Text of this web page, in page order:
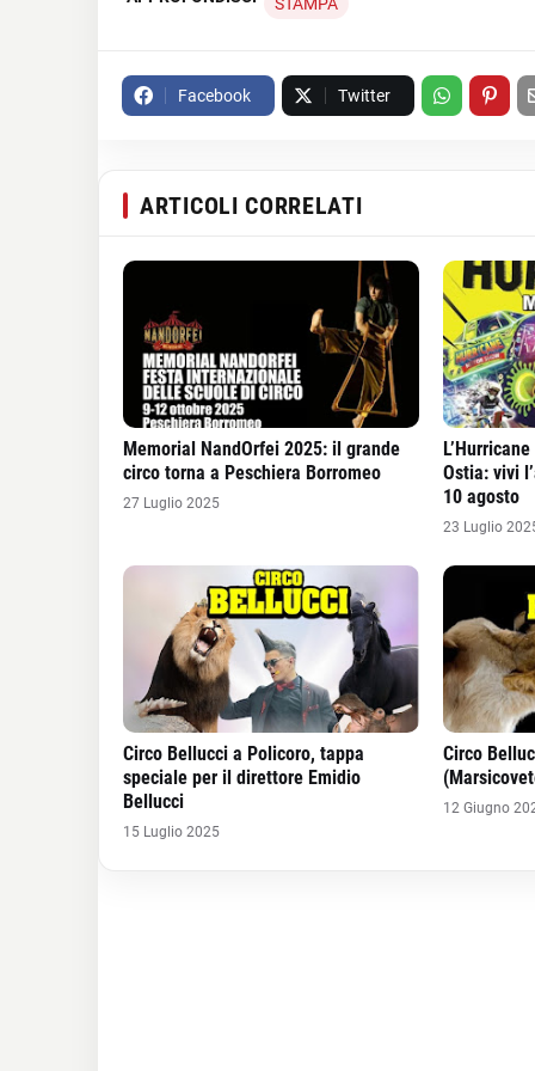
Facebook Twitter
ARTICOLI CORRELATI
Memorial NandOrfei 2025: il grande
circo torna a Peschiera Borromeo
27 Luglio 2025
Ostia: vivi
10 agosto
23 Luglio
Circo Bellucci a Policoro, tappa
speciale per il direttore Emidio
Bellucci
15 Luglio 2025
Circo
12 Giugno